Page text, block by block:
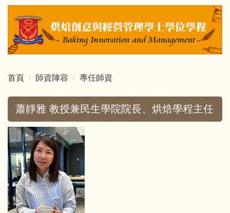
跳
要
內
區
首頁 師資陣容 專任師資
蕭靜雅 教授兼民生學院院長、烘焙學程主任